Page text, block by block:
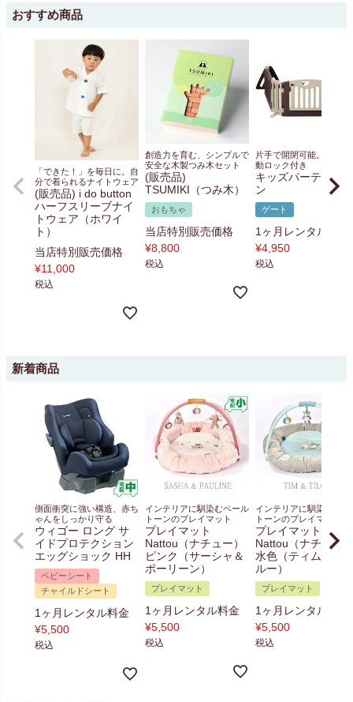
おすすめ商品
「できた！」を毎日に。自
分で着られるナイトウェア
(販売品) i do button
ハーフスリーブナイ
トウェア（ホワイ
ト）
当店特別販売価格
¥11,000
税込
創造力を育む、シンプルで
安全な木製つみ木セット
(販売品)
TSUMIKI（つみ木）
おもちゃ
当店特別販売価格
¥8,800
税込
片手で開閉可能。便利な
動ロック付き
キッズパーテーシ
ン
ゲート
1ヶ月レンタル料金
¥4,950
税込
新着商品
側面衝突に強い構造、赤ち
ゃんをしっかり守る
ウィゴー ロング サ
イドプロテクション
エッグショック HH
ベビーシート
チャイルドシート
1ヶ月レンタル料金
¥5,500
税込
インテリアに馴染むペール
トーンのプレイマット
プレイマット
Nattou（ナチュー）
ピンク（サーシャ＆
ポーリーン）
プレイマット
1ヶ月レンタル料金
¥5,500
税込
インテリアに馴染むペー
トーンのプレイマット
プレイマット
Nattou（ナチュー
水色（ティム＆テ
ルー）
プレイマット
1ヶ月レンタル料金
¥5,500
税込